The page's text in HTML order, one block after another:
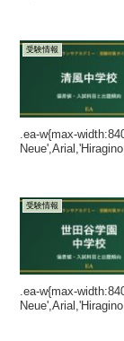
受験情報
.ea-w{max-
受験情報
.ea-w{max-